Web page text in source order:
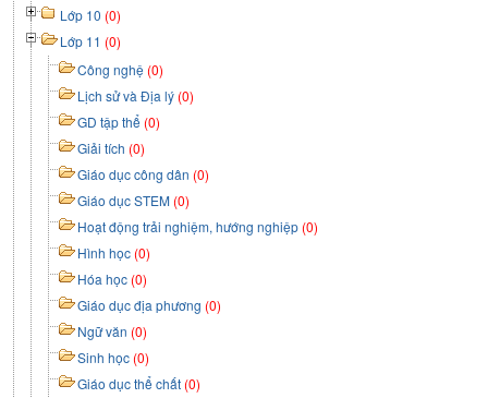
Lớp 10 (0)
Lớp 11 (0)
Công nghệ (0)
Lịch sử và Địa lý (0)
GD tập thể (0)
Giải tích (0)
Giáo dục công dân (0)
Giáo dục STEM (0)
Hoạt động trải nghiệm, hướng nghiệp (0)
Hình học (0)
Hóa học (0)
Giáo dục địa phương (0)
Ngữ văn (0)
Sinh học (0)
Giáo dục thể chất (0)